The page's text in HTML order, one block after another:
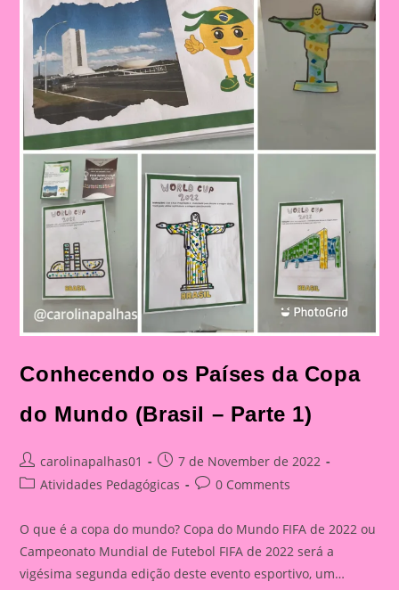
Conhecendo os Países da Copa
do Mundo (Brasil – Parte 1)
Post
author:
carolinapalhas01
Post
published:
7 de November de 2022
PostAtividades Pedagógicas
Post0 Comments
O que é a copa do mundo? Copa do Mundo FIFA de 2022 ou
Campeonato Mundial de Futebol FIFA de 2022 será a
vigésima segunda edição deste evento esportivo, um…